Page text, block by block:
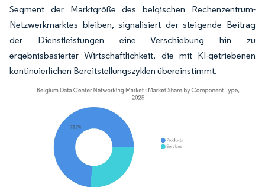
Segment der Marktgröße des belgischen Rechenzentrum-
Netzwerkmarktes bleiben, signalisiert der steigende Beitrag
der Dienstleistungen eine Verschiebung hin zu
ergebnisbasierter Wirtschaftlichkeit, die mit KI-getriebenen
kontinuierlichen Bereitstellungszyklen übereinstimmt.